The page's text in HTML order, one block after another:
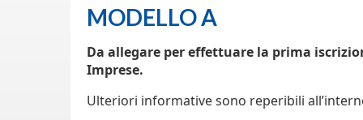
MODELLO A
Da allegare per effettuare la prima
Imprese.
Ulteriori informative sono reperibili